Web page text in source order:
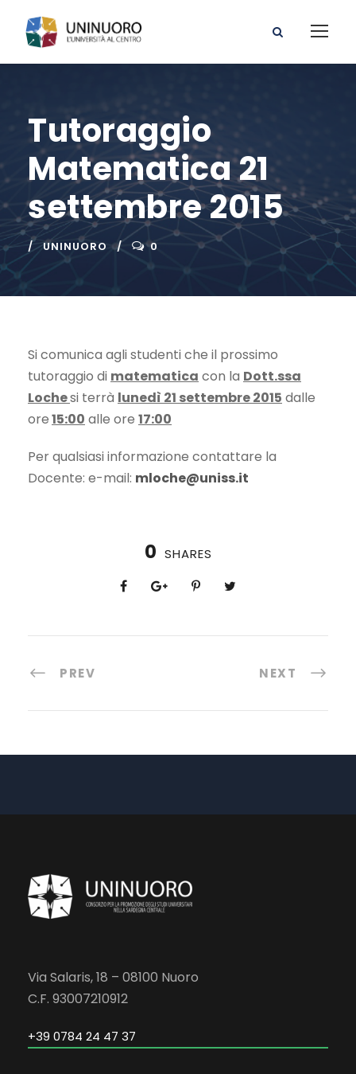
Tutoraggio
Matematica 21
settembre 2015
UNINUORO 0
Si comunica agli studenti che il prossimo
tutoraggio di matematica con la Dott.ssa
Lochesi terrà lunedì 21 settembre 2015 dalle
ore15:00 alle ore 17:00
Per qualsiasi informazione contattare la
Docente: e-mail: mloche@uniss.it
0 SHARES
PREV NEXT
Via Salaris, 18 – 08100 Nuoro
C.F. 93007210912
+39 0784 24 47 37